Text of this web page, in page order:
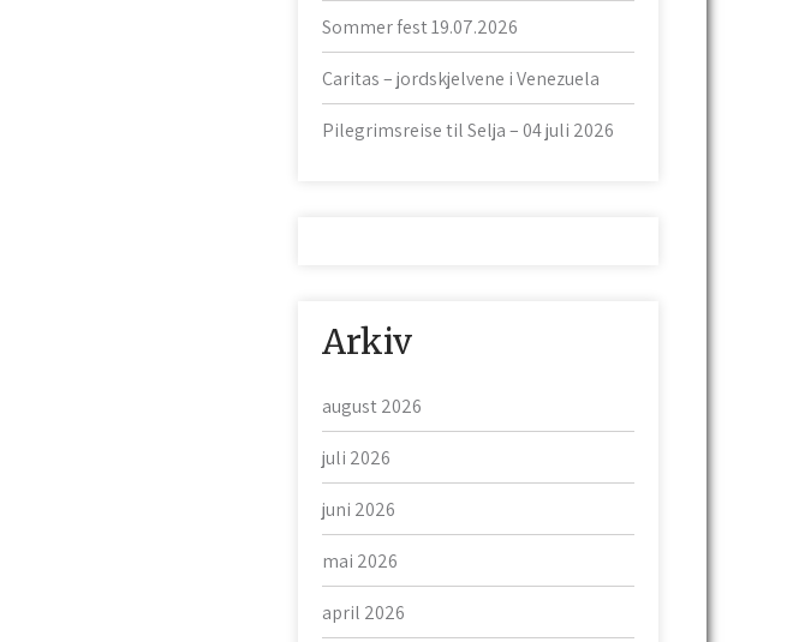
Sommer fest 19.07.2026
Caritas – jordskjelvene i Venezuela
Pilegrimsreise til Selja – 04 juli 2026
Arkiv
august 2026
juli 2026
juni 2026
mai 2026
april 2026